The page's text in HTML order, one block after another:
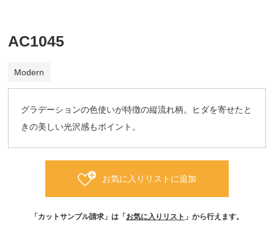
AC1045
Modern
グラデーションの色使いが特徴の縦流れ柄。ヒダを寄せたと
きの美しい光沢感もポイント。
お気に入りリストに追加
「カットサンプル請求」は「 お気に入りリスト 」から行えます。